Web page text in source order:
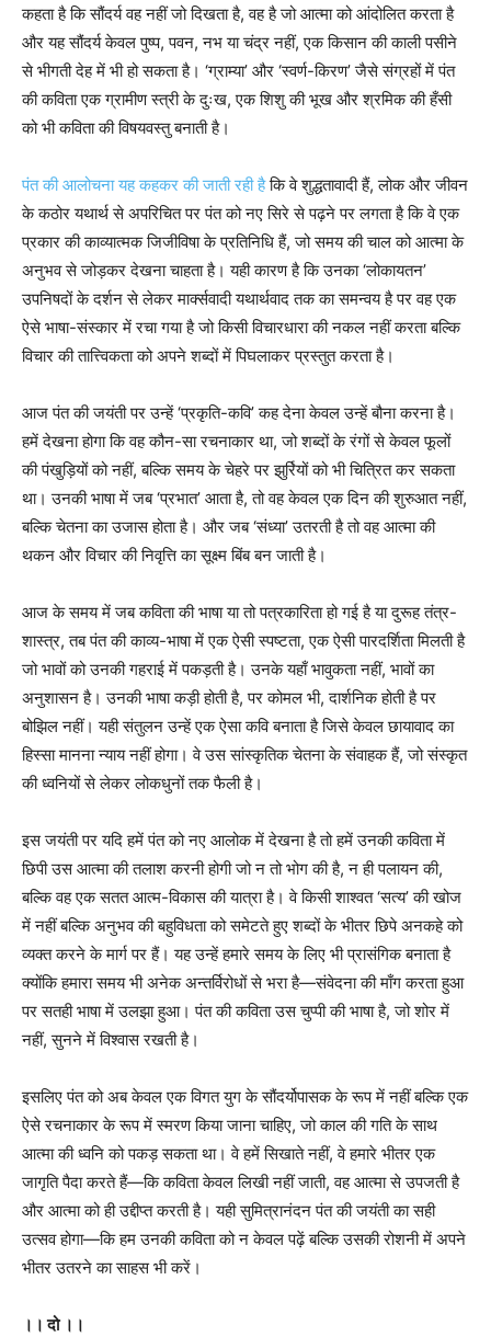
कहता है कि सौंदर्य वह नहीं जो दिखता है, वह है जो आत्मा को आंदोलित करता है
और यह सौंदर्य केवल पुष्प, पवन, नभ या चंद्र नहीं, एक किसान की काली पसीने
से भीगती देह में भी हो सकता है। ‘ग्राम्या’ और ‘स्वर्ण-किरण’ जैसे संग्रहों में पंत
की कविता एक ग्रामीण स्त्री के दुःख, एक शिशु की भूख और श्रमिक की हँसी
को भी कविता की विषयवस्तु बनाती है।
पंत की आलोचना यह कहकर की जाती रही हैकि वे शुद्धतावादी हैं, लोक और जीवन
के कठोर यथार्थ से अपरिचित पर पंत को नए सिरे से पढ़ने पर लगता है कि वे एक
प्रकार की काव्यात्मक जिजीविषा के प्रतिनिधि हैं, जो समय की चाल को आत्मा के
अनुभव से जोड़कर देखना चाहता है। यही कारण है कि उनका ‘लोकायतन’
उपनिषदों के दर्शन से लेकर मार्क्सवादी यथार्थवाद तक का समन्वय है पर वह एक
ऐसे भाषा-संस्कार में रचा गया है जो किसी विचारधारा की नकल नहीं करता बल्कि
विचार की तात्त्विकता को अपने शब्दों में पिघलाकर प्रस्तुत करता है।
आज पंत की जयंती पर उन्हें ‘प्रकृति-कवि’ कह देना केवल उन्हें बौना करना है।
हमें देखना होगा कि वह कौन-सा रचनाकार था, जो शब्दों के रंगों से केवल फूलों
की पंखुड़ियों को नहीं, बल्कि समय के चेहरे पर झुर्रियों को भी चित्रित कर सकता
था। उनकी भाषा में जब ‘प्रभात’ आता है, तो वह केवल एक दिन की शुरुआत नहीं,
बल्कि चेतना का उजास होता है। और जब ‘संध्या’ उतरती है तो वह आत्मा की
थकन और विचार की निवृत्ति का सूक्ष्म बिंब बन जाती है।
आज के समय में जब कविता की भाषा या तो पत्रकारिता हो गई है या दुरूह तंत्र-
शास्त्र, तब पंत की काव्य-भाषा में एक ऐसी स्पष्टता, एक ऐसी पारदर्शिता मिलती है
जो भावों को उनकी गहराई में पकड़ती है। उनके यहाँ भावुकता नहीं, भावों का
अनुशासन है। उनकी भाषा कड़ी होती है, पर कोमल भी, दार्शनिक होती है पर
बोझिल नहीं। यही संतुलन उन्हें एक ऐसा कवि बनाता है जिसे केवल छायावाद का
हिस्सा मानना न्याय नहीं होगा। वे उस सांस्कृतिक चेतना के संवाहक हैं, जो संस्कृत
की ध्वनियों से लेकर लोकधुनों तक फैली है।
इस जयंती पर यदि हमें पंत को नए आलोक में देखना है तो हमें उनकी कविता में
छिपी उस आत्मा की तलाश करनी होगी जो न तो भोग की है, न ही पलायन की,
बल्कि वह एक सतत आत्म-विकास की यात्रा है। वे किसी शाश्वत ‘सत्य’ की खोज
में नहीं बल्कि अनुभव की बहुविधता को समेटते हुए शब्दों के भीतर छिपे अनकहे को
व्यक्त करने के मार्ग पर हैं। यह उन्हें हमारे समय के लिए भी प्रासंगिक बनाता है
क्योंकि हमारा समय भी अनेक अन्तर्विरोधों से भरा है—संवेदना की माँग करता हुआ
पर सतही भाषा में उलझा हुआ। पंत की कविता उस चुप्पी की भाषा है, जो शोर में
नहीं, सुनने में विश्वास रखती है।
इसलिए पंत को अब केवल एक विगत युग के सौंदर्योपासक के रूप में नहीं बल्कि एक
ऐसे रचनाकार के रूप में स्मरण किया जाना चाहिए, जो काल की गति के साथ
आत्मा की ध्वनि को पकड़ सकता था। वे हमें सिखाते नहीं, वे हमारे भीतर एक
जागृति पैदा करते हैं—कि कविता केवल लिखी नहीं जाती, वह आत्मा से उपजती है
और आत्मा को ही उद्दीप्त करती है। यही सुमित्रानंदन पंत की जयंती का सही
उत्सव होगा—कि हम उनकी कविता को न केवल पढ़ें बल्कि उसकी रोशनी में अपने
भीतर उतरने का साहस भी करें।
।। दो ।।